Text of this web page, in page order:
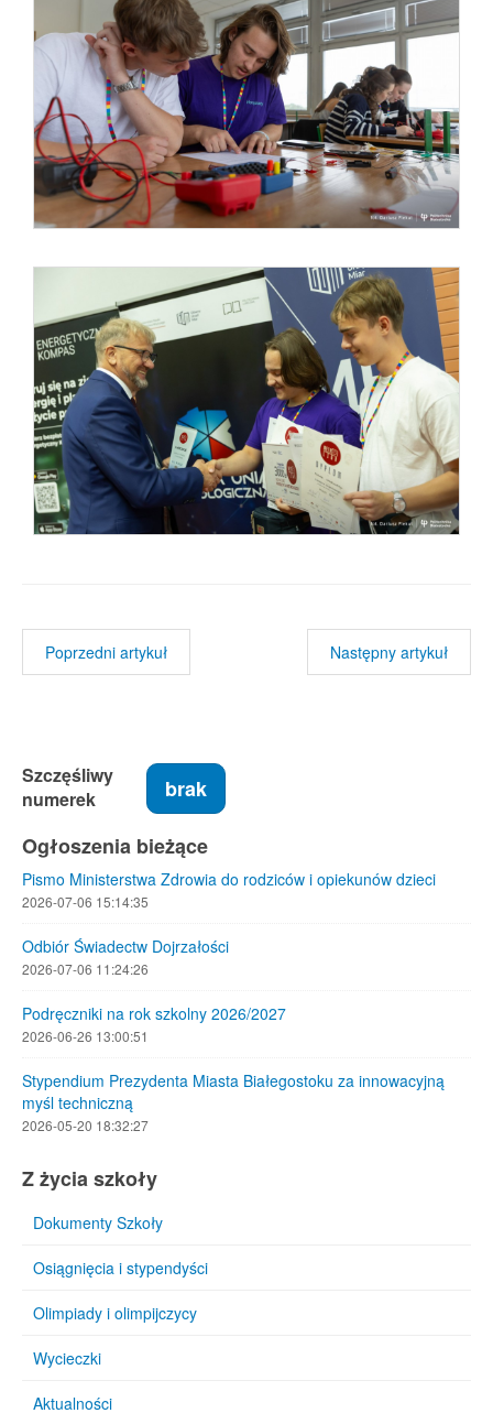
Poprzedni artykuł Następny artykuł
Szczęśliwy
numerek
brak
Ogłoszenia bieżące
Pismo Ministerstwa Zdrowia do rodziców i opiekunów dzieci
2026-07-06 15:14:35
Odbiór Świadectw Dojrzałości
2026-07-06 11:24:26
Podręczniki na rok szkolny 2026/2027
2026-06-26 13:00:51
Stypendium Prezydenta Miasta Białegostoku za innowacyjną
myśl techniczną
2026-05-20 18:32:27
Z życia szkoły
Dokumenty Szkoły
Osiągnięcia i stypendyści
Olimpiady i olimpijczycy
Wycieczki
Aktualności